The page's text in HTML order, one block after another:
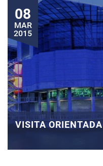
08
MAR
2015
VISITA ORIENTADA